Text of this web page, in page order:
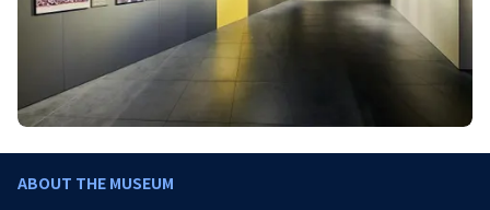
ABOUT THE MUSEUM